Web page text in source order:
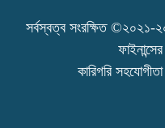
সর্বস্বত্ব সংরক্ষিত ©২০২১-
কারিগরি